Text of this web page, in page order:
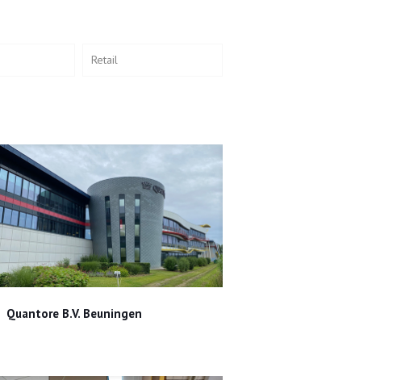
Retail
Quantore B.V. Beuningen
Quantore B.V. Beuningen